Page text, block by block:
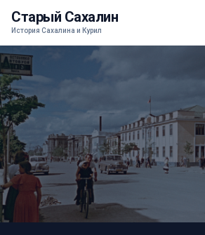
Старый Сахалин
История Сахалина и Курил